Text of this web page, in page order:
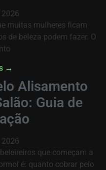
muitas mulheres ficam
de beleza podem fazer. O
→
Alisamento
Guia de
que começam a
é: quanto cobrar pelo